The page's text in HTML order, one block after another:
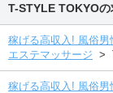
T-STYLE TOKYO
稼げる高収入! 風俗
エステマッサージ >
稼げる高収入! 風俗